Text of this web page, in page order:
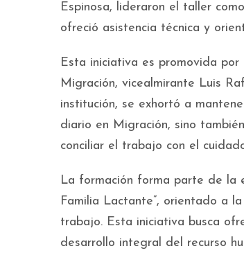
Espinosa, lideraron el taller
ofreció asistencia técnica y
Esta iniciativa es promovida
Migración, vicealmirante Luis
institución, se exhortó a
diario en Migración, sino
conciliar el trabajo con el
La formación forma parte de la
Familia Lactante”, orientado a
trabajo. Esta iniciativa busca
desarrollo integral del recurso